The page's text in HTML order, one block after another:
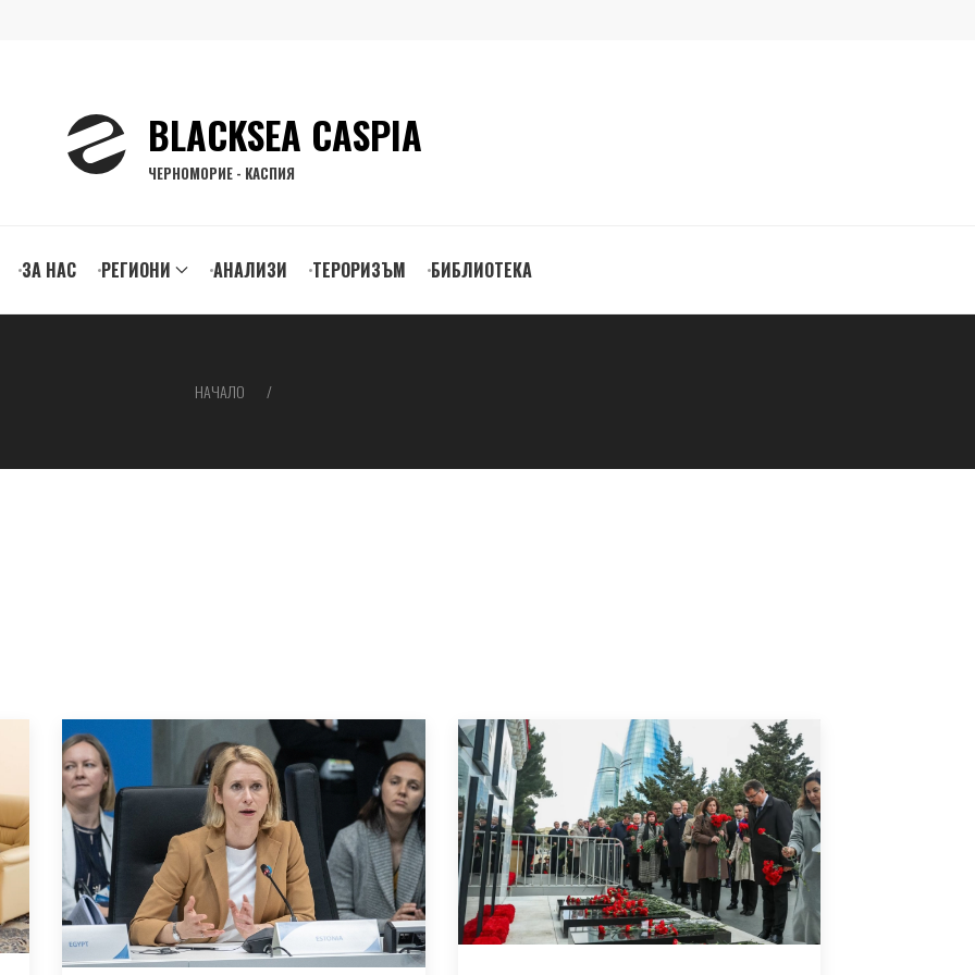
BLACKSEA CASPIA
ЧЕРНОМОРИЕ - КАСПИЯ
ЗА НАС РЕГИОНИ АНАЛИЗИ ТЕРОРИЗЪМ БИБЛИОТЕКА
НАЧАЛО